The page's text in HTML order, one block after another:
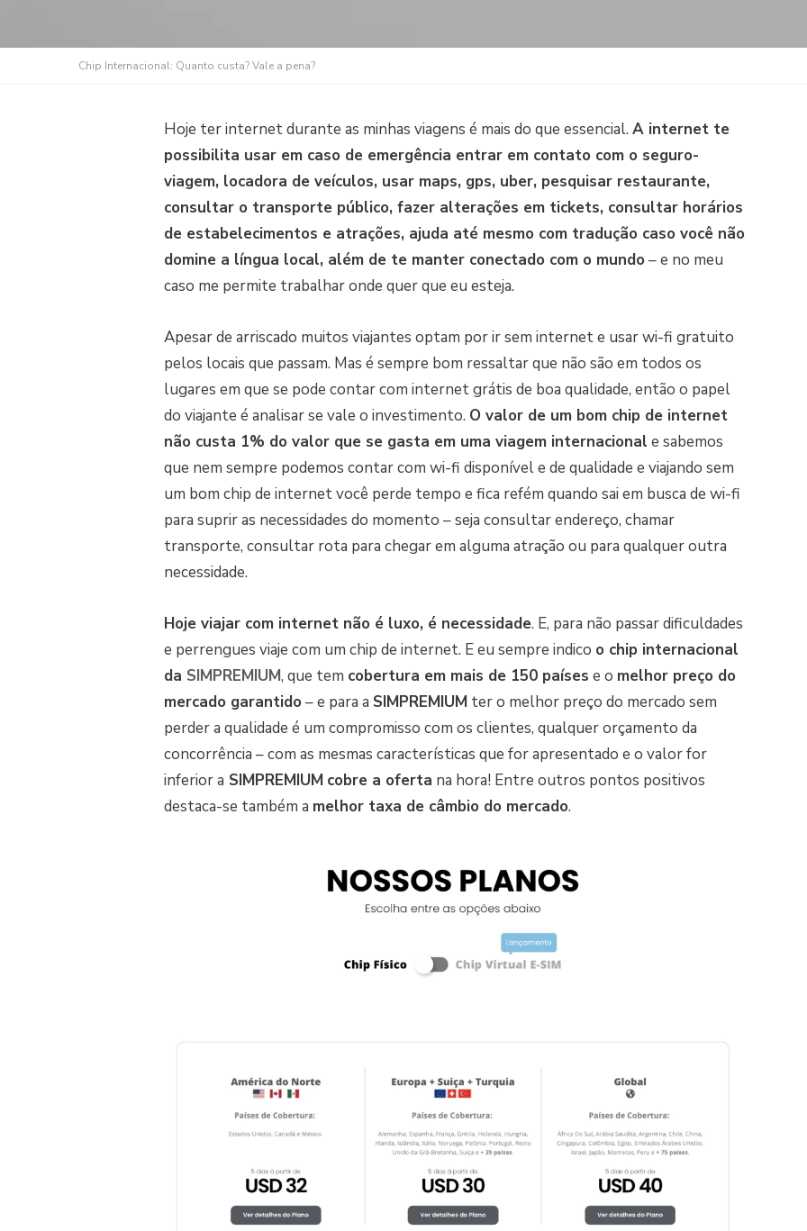
Chip Internacional: Quanto custa? Vale a pena?
Hoje ter internet durante as minhas viagens é mais do que essencial. A internet te
possibilita usar em caso de emergência entrar em contato com o seguro-
viagem, locadora de veículos, usar maps, gps, uber, pesquisar restaurante,
consultar o transporte público, fazer alterações em tickets, consultar horários
de estabelecimentos e atrações, ajuda até mesmo com tradução caso você não
domine a língua local, além de te manter conectado com o mundo – e no meu
caso me permite trabalhar onde quer que eu esteja.
Apesar de arriscado muitos viajantes optam por ir sem internet e usar wi-fi gratuito
pelos locais que passam. Mas é sempre bom ressaltar que não são em todos os
lugares em que se pode contar com internet grátis de boa qualidade, então o papel
do viajante é analisar se vale o investimento. O valor de um bom chip de internet
não custa 1% do valor que se gasta em uma viagem internacional e sabemos
que nem sempre podemos contar com wi-fi disponível e de qualidade e viajando sem
um bom chip de internet você perde tempo e fica refém quando sai em busca de wi-fi
para suprir as necessidades do momento – seja consultar endereço, chamar
transporte, consultar rota para chegar em alguma atração ou para qualquer outra
necessidade.
Hoje viajar com internet não é luxo, é necessidade. E, para não passar dificuldades
e perrengues viaje com um chip de internet. E eu sempre indico o chip internacional
da SIMPREMIUM, que tem cobertura em mais de 150 países e o melhor preço do
mercado garantido – e para a SIMPREMIUMter o melhor preço do mercado sem
perder a qualidade é um compromisso com os clientes, qualquer orçamento da
concorrência – com as mesmas características que for apresentado e o valor for
inferior a SIMPREMIUM cobre a oferta na hora! Entre outros pontos positivos
destaca-se também a melhor taxa de câmbio do mercado.